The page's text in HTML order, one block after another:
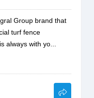
Group brand that
turf fence
always with yo...